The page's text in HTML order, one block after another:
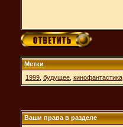
Метки
1999 будущее кинофантастика
Ваши права в разделе